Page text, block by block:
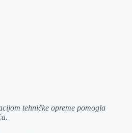
tehničke opreme pomogla
.